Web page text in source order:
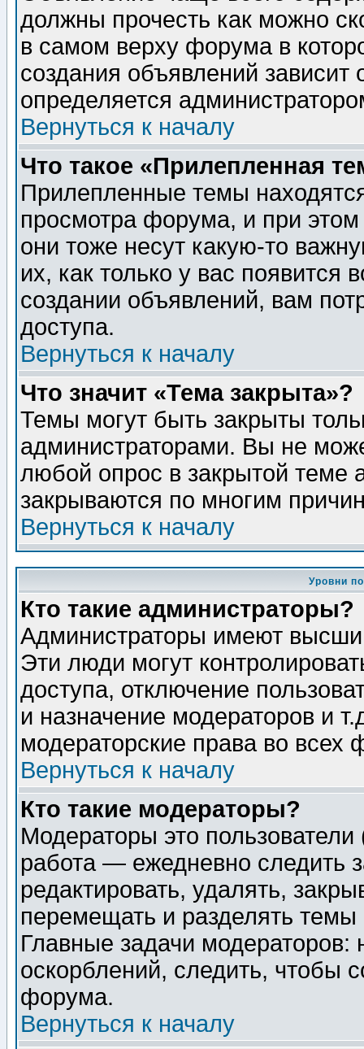
должны прочесть как можно
в самом верху форума в
создания объявлений зависит
определяется
Вернуться к началу
Что такое «Прилепленная
Прилепленные темы
просмотра форума, и при
они тоже несут какую-то
их, как только у вас появится
создании объявлений, вам
доступа.
Вернуться к началу
Что значит «Тема закрыта»?
Темы могут быть закрыты
администраторами. Вы не
любой опрос в закрытой теме
закрываются по многим
Вернуться к началу
Уровни
Кто такие администраторы?
Администраторы имеют
Эти люди могут
доступа, отключение
и назначение модераторов и
модераторские права во всех
Вернуться к началу
Кто такие модераторы?
Модераторы это
работа — ежедневно следить
редактировать, удалять,
перемещать и разделять
Главные задачи
оскорблений, следить, чтобы
форума.
Вернуться к началу